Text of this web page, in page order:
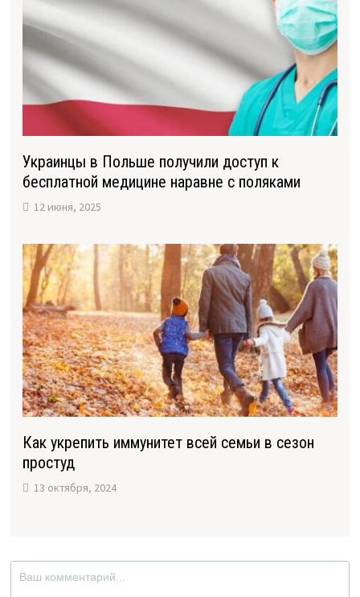
Украинцы в Польше получили доступ к
бесплатной медицине наравне с поляками
12 июня, 2025
Как укрепить иммунитет всей семьи в сезон
простуд
13 октября, 2024